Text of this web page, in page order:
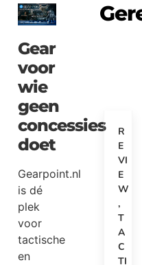
Gear
voor
wie
geen
concessies
doet
Gearpoint.nl
is dé
plek
voor
tactische
en
R
E
VI
E
W
,
T
A
C
TI